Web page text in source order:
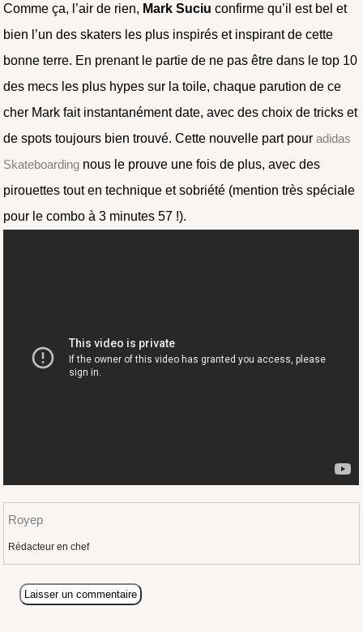
Comme ça, l’air de rien, Mark Suciu confirme qu’il est bel et
bien l’un des skaters les plus inspirés et inspirant de cette
bonne terre. En prenant le partie de ne pas être dans le top 10
des mecs les plus hypes sur la toile, chaque parution de ce
cher Mark fait instantanément date, avec des choix de tricks et
de spots toujours bien trouvé. Cette nouvelle part pouradidas
Skateboarding nous le prouve une fois de plus, avec des
pirouettes tout en technique et sobriété (mention très spéciale
pour le combo à 3 minutes 57 !).
Royep
Rédacteur en chef